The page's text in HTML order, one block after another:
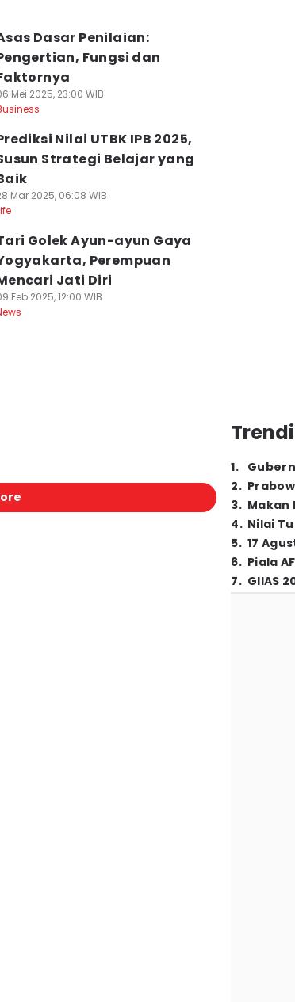
Dasar Penilaian:
Fungsi dan
Mei 2025, 23:00 WIB
Nilai UTBK IPB 2025,
Strategi Belajar yang
Mar 2025, 06:08 WIB
Golek Ayun-ayun Gaya
Perempuan
Jati Diri
Feb 2025, 12:00 WIB
1.
2.
3. Makan
4. Nilai
5. 17
6. Piala
7. GIIAS